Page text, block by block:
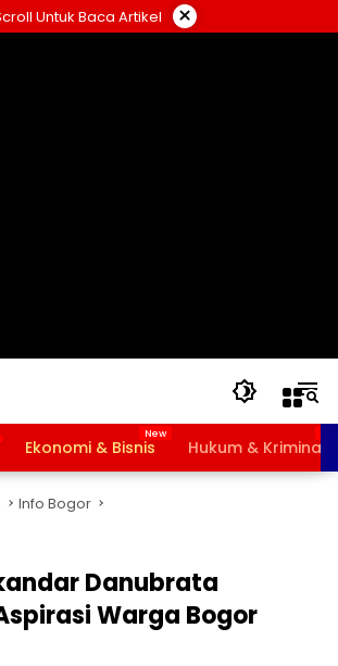
Untuk Baca Artikel ×
Ekonomi & Bisnis Hukum & Kriminal
Info Bogor
Danubrata
Warga Bogor